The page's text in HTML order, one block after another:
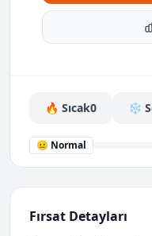
🔥 Sıcak0 ❄️
😐 Normal
Fırsat Detayları